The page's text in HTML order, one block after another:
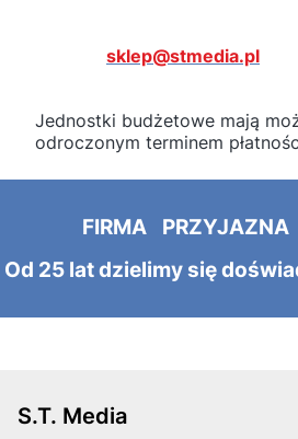
sklep@stmedia.pl
Jednostki budżetowe mają
odroczonym terminem
FIRMA PRZYJAZNA
Od 25 lat dzielimy się
S.T. Media